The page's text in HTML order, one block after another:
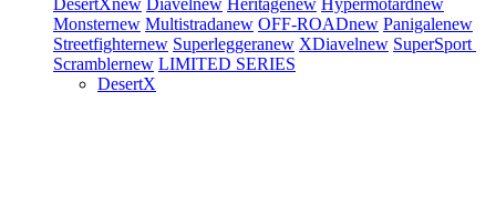
DesertXnew Diavelnew Heritagenew Hypermotardnew
Monsternew Multistradanew OFF-ROADnew Panigalenew
Streetfighternew Superleggeranew XDiavelnew SuperSport
Scramblernew LIMITED SERIES
DesertX